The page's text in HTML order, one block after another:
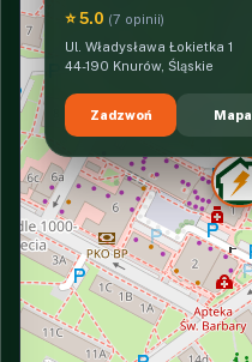
⭐ 5.0 (7 opinii)
Ul. Władysława Łokietka 1
44-190 Knurów, Śląskie
Zadzwoń Mapa